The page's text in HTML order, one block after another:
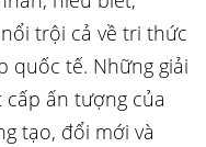
trội cả về tri thức
quốc tế. Những giải
ấn tượng của
tạo, đổi mới và